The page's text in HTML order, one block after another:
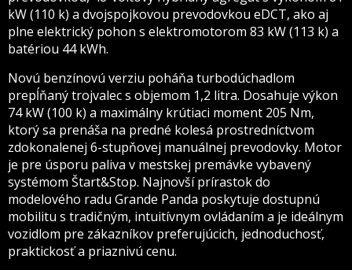
kW (110 k) a dvojspojkovou prevodovkou eDCT, ako aj
plne elektrický pohon s elektromotorom 83 kW (113 k) a
batériou 44 kWh.
Novú benzínovú verziu poháňa turbodúchadlom
prepĺňaný trojvalec s objemom 1,2 litra. Dosahuje výkon
74 kW (100 k) a maximálny krútiaci moment 205 Nm,
ktorý sa prenáša na predné kolesá prostredníctvom
zdokonalenej 6-stupňovej manuálnej prevodovky. Motor
je pre úsporu paliva v mestskej premávke vybavený
systémom Štart&Stop. Najnovší prírastok do
modelového radu Grande Panda poskytuje dostupnú
mobilitu s tradičným, intuitívnym ovládaním a je ideálnym
vozidlom pre zákazníkov preferujúcich, jednoduchosť,
praktickosť a priaznivú cenu.